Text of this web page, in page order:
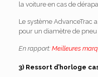
la voiture en cas de
Le système AdvanceTrac
pour un diamètre de pneu
En rapport: Meilleures
3) Ressort d’horloge